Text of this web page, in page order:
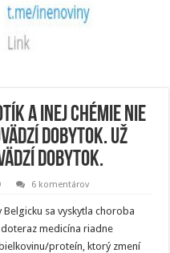
a inej chémie nie
dobytok. Už
dobytok.
6 komentárov
sa vyskytla choroba
medicína riadne
proteín, ktorý zmení